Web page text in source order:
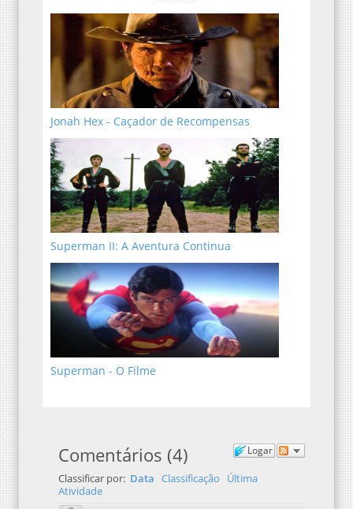
Jonah Hex - Caçador de Recompensas
Superman II: A Aventura Continua
Superman - O Filme
Logar
Comentários (4)
Classificar por: Data Classificação
Última
Atividade